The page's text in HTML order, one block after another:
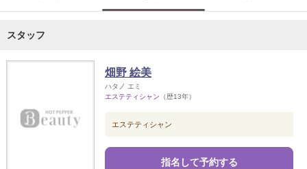
スタッフ
畑野 絵美
ハタノ エミ
エステティシャン （歴13年）
エステティシャン
指名して予約する